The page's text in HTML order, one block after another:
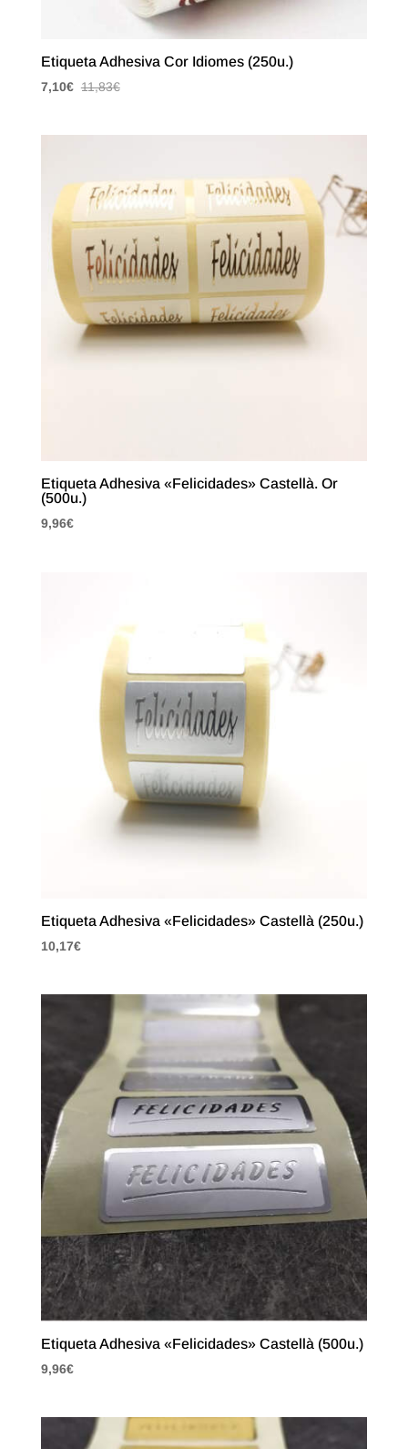
Etiqueta Adhesiva Cor Idiomes (250u.)
7,10€ 11,83€
Etiqueta Adhesiva «Felicidades» Castellà. Or
(500u.)
9,96€
Etiqueta Adhesiva «Felicidades» Castellà (250u.)
10,17€
Etiqueta Adhesiva «Felicidades» Castellà (500u.)
9,96€